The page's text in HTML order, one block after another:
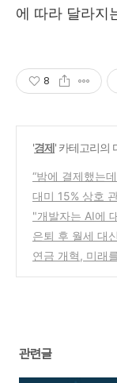
에 따라 달라지
8
'경제' 카테고리의
“밤에 결제했는
한 초고속 배송
대미 15% 상호
대응 전략 완벽
"개발자는 AI에
이 지금 알아야
은퇴 후 월세 대
준비?
(1)
연금 개혁, 미래
관련글